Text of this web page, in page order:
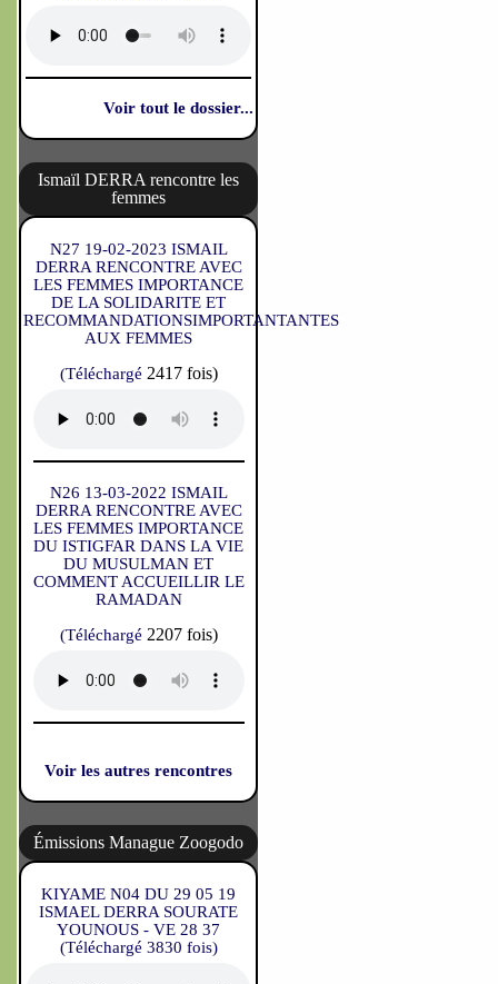
Voir tout le dossier...
Ismaïl DERRA rencontre les
femmes
N27 19-02-2023 ISMAIL
DERRA RENCONTRE AVEC
LES FEMMES IMPORTANCE
DE LA SOLIDARITE ET
RECOMMANDATIONSIMPORTANTANTES
AUX FEMMES
(Téléchargé 2417 fois)
N26 13-03-2022 ISMAIL
DERRA RENCONTRE AVEC
LES FEMMES IMPORTANCE
DU ISTIGFAR DANS LA VIE
DU MUSULMAN ET
COMMENT ACCUEILLIR LE
RAMADAN
(Téléchargé 2207 fois)
Voir les autres rencontres
Émissions Manague Zoogodo
KIYAME N04 DU 29 05 19
ISMAEL DERRA SOURATE
YOUNOUS - VE 28 37
(Téléchargé 3830 fois)